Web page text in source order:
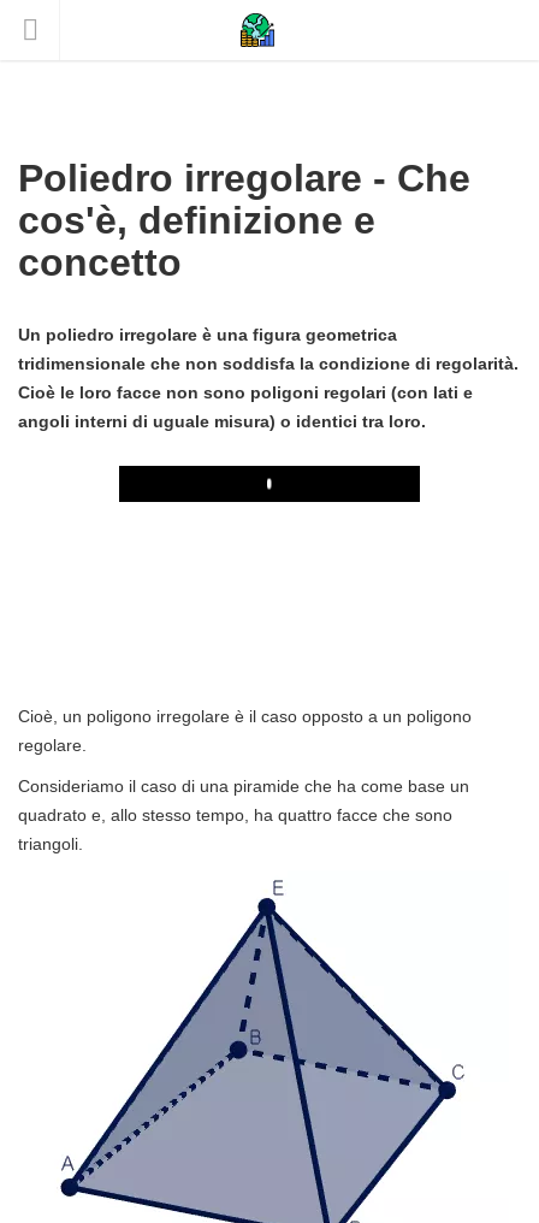
Poliedro irregolare - Che
cos'è, definizione e
concetto
Un poliedro irregolare è una figura geometrica
tridimensionale che non soddisfa la condizione di regolarità.
Cioè le loro facce non sono poligoni regolari (con lati e
angoli interni di uguale misura) o identici tra loro.
Play
Cioè, un poligono irregolare è il caso opposto a un poligono
regolare.
Consideriamo il caso di una piramide che ha come base un
quadrato e, allo stesso tempo, ha quattro facce che sono
triangoli.